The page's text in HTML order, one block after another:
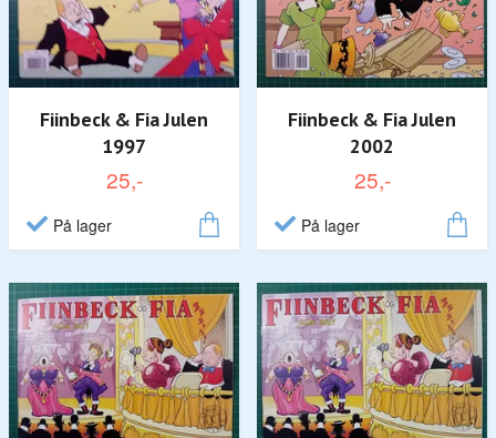
Fiinbeck & Fia Julen
1997
25,-
På lager
Fiinbeck & Fia Julen
2002
25,-
På lager